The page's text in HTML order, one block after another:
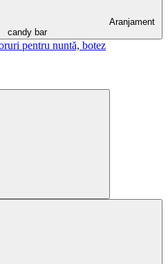
Aranjament
candy bar
pentru nuntă, botez